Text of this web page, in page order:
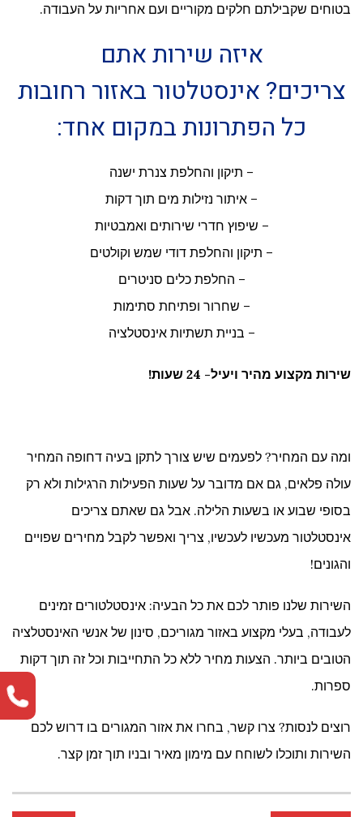
בטוחים שקבילתם חלקים מקוריים ועם אחריות על העבודה.
איזה שירות אתם
צריכים? אינסטלטור באזור רחובות
כל הפתרונות במקום אחד:
– תיקון והחלפת צנרת ישנה
– איתור נזילות מים תוך דקות
– שיפוץ חדרי שירותים ואמבטיות
– תיקון והחלפת דודי שמש וקולטים
– החלפת כלים סניטרים
– שחרור ופתיחת סתימות
– בניית תשתיות אינסטלציה
שירות מקצוע מהיר ויעיל- 24 שעות!
ומה עם המחיר? לפעמים שיש צורך לתקן בעיה דחופה המחיר
עולה פלאים, גם אם מדובר על שעות הפעילות הרגילות ולא רק
בסופי שבוע או בשעות הלילה. אבל גם שאתם צריכים
אינסטלטור מעכשיו לעכשיו, צריך ואפשר לקבל מחירים שפויים
והגונים!
השירות שלנו פותר לכם את כל הבעיה: אינסטלטורים זמינים
לעבודה, בעלי מקצוע באזור מגוריכם, סינון של אנשי האינסטלציה
הטובים ביותר. הצעות מחיר ללא כל התחייבות וכל זה תוך דקות
ספרות.
רוצים לנסות? צרו קשר, בחרו את אזור המגורים בו דרוש לכם
השירות ותוכלו לשוחח עם מימון מאיר ובניו תוך זמן קצר.